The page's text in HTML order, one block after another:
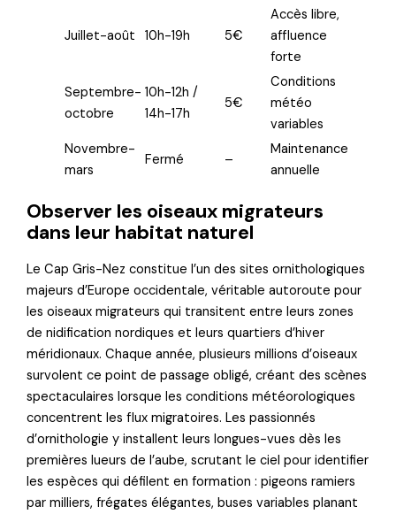
Juillet-août 10h-19h 5€
Accès libre,
affluence
forte
Septembre-
octobre
10h-12h /
14h-17h
5€
Conditions
météo
variables
Novembre-
mars
Fermé –
Maintenance
annuelle
Observer les oiseaux migrateurs
dans leur habitat naturel
Le Cap Gris-Nez constitue l’un des sites ornithologiques
majeurs d’Europe occidentale, véritable autoroute pour
les oiseaux migrateurs qui transitent entre leurs zones
de nidification nordiques et leurs quartiers d’hiver
méridionaux. Chaque année, plusieurs millions d’oiseaux
survolent ce point de passage obligé, créant des scènes
spectaculaires lorsque les conditions météorologiques
concentrent les flux migratoires. Les passionnés
d’ornithologie y installent leurs longues-vues dès les
premières lueurs de l’aube, scrutant le ciel pour identifier
les espèces qui défilent en formation : pigeons ramiers
par milliers, frégates élégantes, buses variables planant